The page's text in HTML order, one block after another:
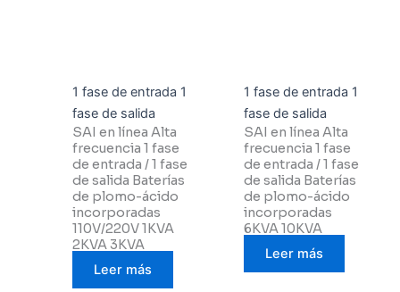
1 fase de entrada 1
fase de salida
SAI en línea Alta
frecuencia 1 fase
de entrada / 1 fase
de salida Baterías
de plomo-ácido
incorporadas
110V/220V 1KVA
2KVA 3KVA
Leer más
1 fase de entrada 1
fase de salida
SAI en línea Alta
frecuencia 1 fase
de entrada / 1 fase
de salida Baterías
de plomo-ácido
incorporadas
6KVA 10KVA
Leer más